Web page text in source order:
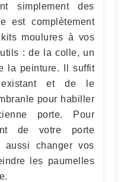
simplement des
est complètement
moulures à vos
: de la colle, un
la peinture. Il suffit
existant et de le
pour habiller
porte. Pour
de votre porte
aussi changer vos
les paumelles